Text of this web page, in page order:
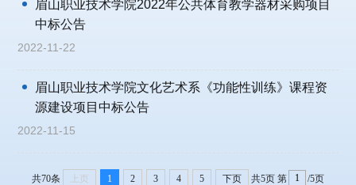
眉山职业技术学院2022年公共体育教学器材采购项目
中标公告
2022-11-22
眉山职业技术学院文化艺术系《功能性训练》课程资
源建设项目中标公告
2022-11-15
共70条 上页 1 2 3 4 5 下页 共5页 第
/5页